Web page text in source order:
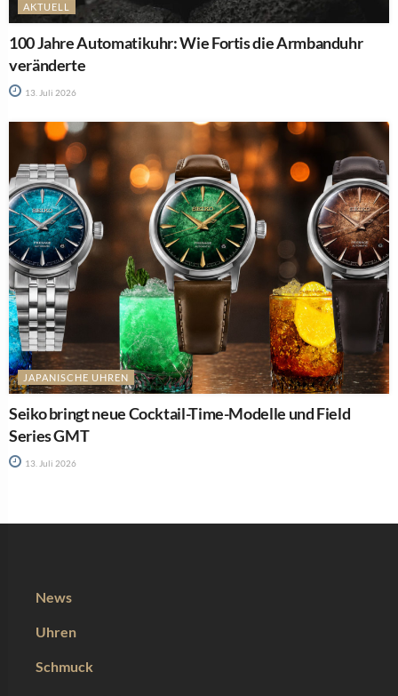
AKTUELL
100 Jahre Automatikuhr: Wie Fortis die Armbanduhr
veränderte
13. Juli 2026
JAPANISCHE UHREN
Seiko bringt neue Cocktail-Time-Modelle und Field
Series GMT
13. Juli 2026
News
Uhren
Schmuck